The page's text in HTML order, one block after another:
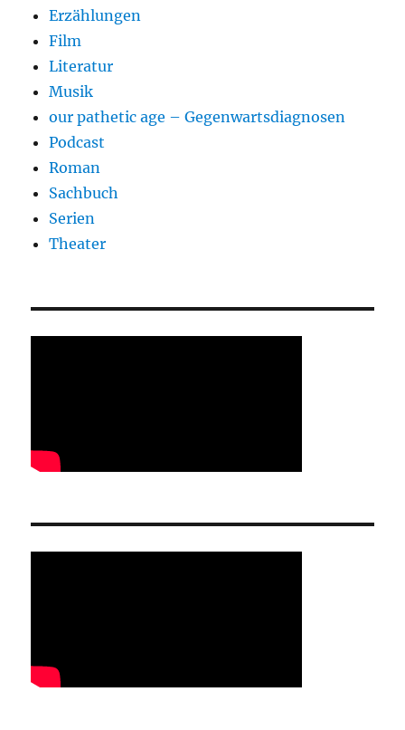
Erzählungen
Film
Literatur
Musik
our pathetic age – Gegenwartsdiagnosen
Podcast
Roman
Sachbuch
Serien
Theater